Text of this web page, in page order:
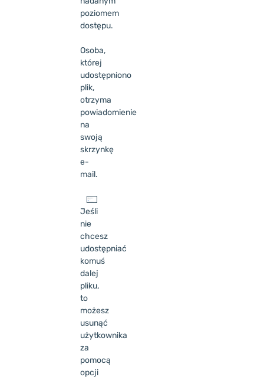
poziomem
dostępu.
Osoba,
której
udostępniono
plik,
otrzyma
powiadomienie
na
swoją
skrzynkę
e-
mail.
Jeśli
nie
chcesz
udostępniać
komuś
dalej
pliku,
to
możesz
usunąć
użytkownika
za
pomocą
opcji